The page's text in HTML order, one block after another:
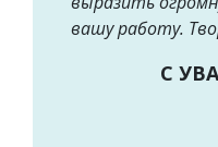
вашу работу.
С